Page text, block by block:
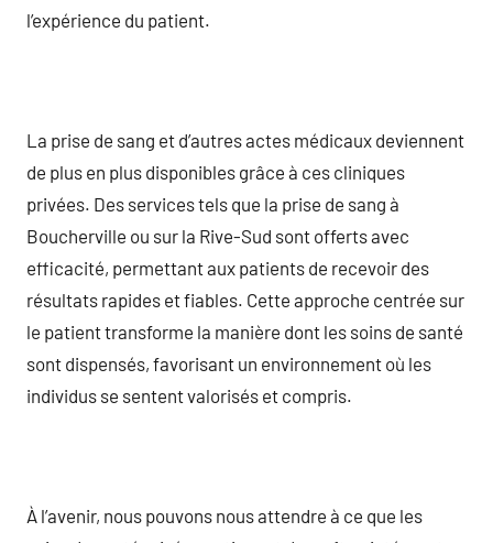
l’expérience du patient.
La prise de sang et d’autres actes médicaux deviennent
de plus en plus disponibles grâce à ces cliniques
privées. Des services tels que la prise de sang à
Boucherville ou sur la Rive-Sud sont offerts avec
efficacité, permettant aux patients de recevoir des
résultats rapides et fiables. Cette approche centrée sur
le patient transforme la manière dont les soins de santé
sont dispensés, favorisant un environnement où les
individus se sentent valorisés et compris.
À l’avenir, nous pouvons nous attendre à ce que les